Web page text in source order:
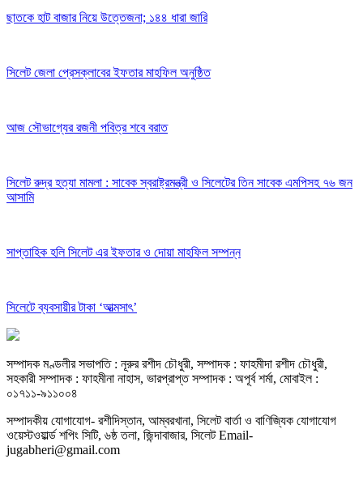
ছাতকে হাট বাজার নিয়ে উত্তেজনা; ১৪৪ ধারা জারি
সিলেট জেলা প্রেসক্লাবের ইফতার মাহফিল অনুষ্ঠিত
আজ সৌভাগ্যের রজনী পবিত্র শবে বরাত
সিলেট রুদ্র হত্যা মামলা : সাবেক স্বরাষ্ট্রমন্ত্রী ও সিলেটের তিন সাবেক এমপিসহ ৭৬ জন
আসামি
সাপ্তাহিক হলি সিলেট এর ইফতার ও দোয়া মাহফিল সম্পন্ন
সিলেটে ব্যবসায়ীর টাকা ‘আত্মসাৎ’
সম্পাদক মণ্ডলীর সভাপতি : নূরুর রশীদ চৌধুরী, সম্পাদক : ফাহমীদা রশীদ চৌধুরী,
সহকারী সম্পাদক : ফাহমীনা নাহাস, ভারপ্রাপ্ত সম্পাদক : অপূর্ব শর্মা, মোবাইল :
০১৭১১-৯১১০০৪
সম্পাদকীয় যােগাযোগ- রশীদিস্তান, আম্বরখানা, সিলেট বার্তা ও বাণিজ্যিক যোগাযােগ
ওয়েস্টওয়ার্ল্ড শপিং সিটি, ৬ষ্ঠ তলা, জিন্দাবাজার, সিলেট Email-
jugabheri@gmail.com